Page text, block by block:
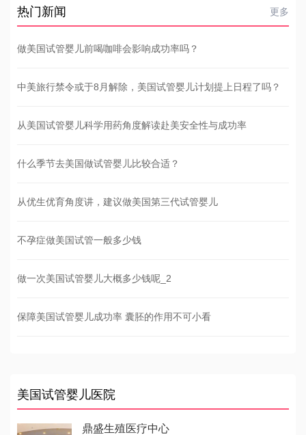
热门新闻 更多
做美国试管婴儿前喝咖啡会影响成功率吗？
中美旅行禁令或于8月解除，美国试管婴儿计划提上日程了吗？
从美国试管婴儿科学用药角度解读赴美安全性与成功率
什么季节去美国做试管婴儿比较合适？
从优生优育角度讲，建议做美国第三代试管婴儿
不孕症做美国试管一般多少钱
做一次美国试管婴儿大概多少钱呢_2
保障美国试管婴儿成功率 囊胚的作用不可小看
美国试管婴儿医院
鼎盛生殖医疗中心